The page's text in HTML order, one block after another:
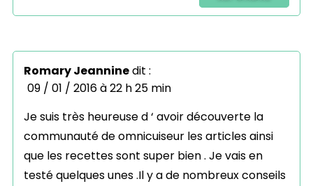
Romary Jeanninedit :
09 / 01 / 2016 à 22 h 25 min
Je suis très heureuse d ‘ avoir découverte la
communauté de omnicuiseur les articles ainsi
que les recettes sont super bien . Je vais en
testé quelques unes .Il y a de nombreux conseils